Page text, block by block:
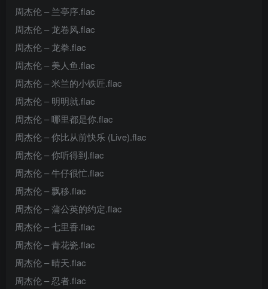
周杰伦 – 兰亭序.flac
周杰伦 – 龙卷风.flac
周杰伦 – 龙拳.flac
周杰伦 – 美人鱼.flac
周杰伦 – 米兰的小铁匠.flac
周杰伦 – 明明就.flac
周杰伦 – 哪里都是你.flac
周杰伦 – 你比从前快乐 (Live).flac
周杰伦 – 你听得到.flac
周杰伦 – 牛仔很忙.flac
周杰伦 – 飘移.flac
周杰伦 – 蒲公英的约定.flac
周杰伦 – 七里香.flac
周杰伦 – 青花瓷.flac
周杰伦 – 晴天.flac
周杰伦 – 忍者.flac